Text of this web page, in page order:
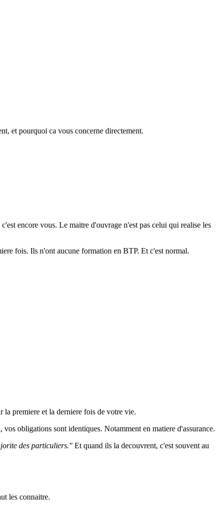
et pourquoi ca vous concerne directement.
encore vous. Le maitre d'ouvrage n'est pas celui qui realise les
fois. Ils n'ont aucune formation en BTP. Et c'est normal.
la premiere et la derniere fois de votre vie.
obligations sont identiques. Notamment en matiere d'assurance.
des particuliers." Et quand ils la decouvrent, c'est souvent au
les connaitre.